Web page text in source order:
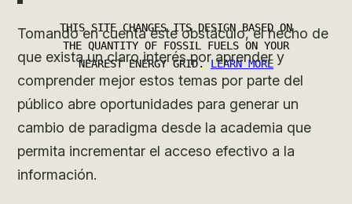
Tomando en cuenta este obstáculo, el hecho de
que exista un claro interés por aprender y
comprender mejor estos temas por parte del
público abre oportunidades para generar un
cambio de paradigma desde la academia que
permita incrementar el acceso efectivo a la
información.